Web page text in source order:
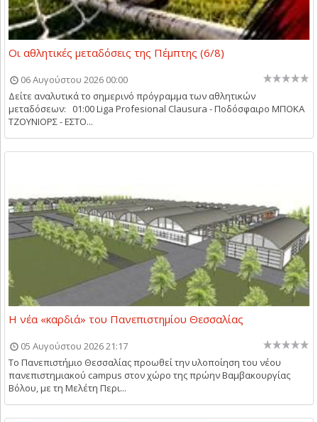
Οι αθλητικές μεταδόσεις της Πέμπτης (6/8)
06 Αυγούστου 2026 00:00
Δείτε αναλυτικά το σημερινό πρόγραμμα των αθλητικών
μεταδόσεων: 01:00 Liga Profesional Clausura - Ποδόσφαιρο ΜΠΟΚΑ
ΤΖΟΥΝΙΟΡΣ - ΕΣΤΟ...
Η νέα «καρδιά» του Πανεπιστημίου Θεσσαλίας
05 Αυγούστου 2026 21:17
Το Πανεπιστήμιο Θεσσαλίας προωθεί την υλοποίηση του νέου
πανεπιστημιακού campus στον χώρο της πρώην Βαμβακουργίας
Βόλου, με τη Μελέτη Περι...